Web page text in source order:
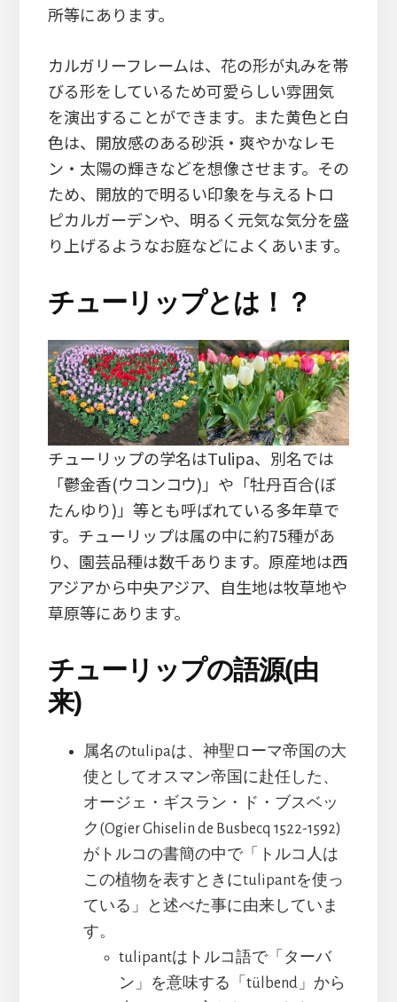
所等にあります。
カルガリーフレームは、花の形が丸みを帯
びる形をしているため可愛らしい雰囲気
を演出することができます。また黄色と白
色は、開放感のある砂浜・爽やかなレモ
ン・太陽の輝きなどを想像させます。その
ため、開放的で明るい印象を与えるトロ
ピカルガーデンや、明るく元気な気分を盛
り上げるようなお庭などによくあいます。
チューリップとは！？
チューリップの学名はTulipa、別名では
「鬱金香(ウコンコウ)」や「牡丹百合(ぼ
たんゆり)」等とも呼ばれている多年草で
す。チューリップは属の中に約75種があ
り、園芸品種は数千あります。原産地は西
アジアから中央アジア、自生地は牧草地や
草原等にあります。
チューリップの語源(由
来)
属名のtulipaは、神聖ローマ帝国の大
使としてオスマン帝国に赴任した、
オージェ・ギスラン・ド・ブスベッ
ク(Ogier Ghiselin de Busbecq 1522-1592)
がトルコの書簡の中で「トルコ人は
この植物を表すときにtulipantを使っ
ている」と述べた事に由来していま
す。
tulipantはトルコ語で「ターバ
ン」を意味する「tülbend」から